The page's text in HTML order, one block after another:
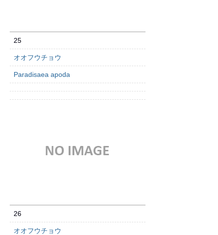
25
オオフウチョウ
Paradisaea apoda
26
オオフウチョウ